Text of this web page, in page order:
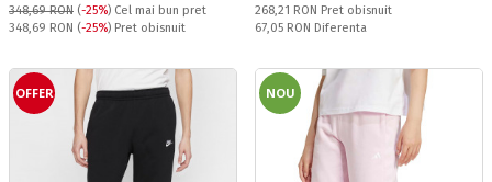
348,69 RON (-25%) Cel mai bun pret
Pret obisnuit:
348,69 RON (-25%) Pret obisnuit
Pret obisnuit:
268,21 RON Pret obisnuit
Спестявате:
67,05 RON Diferenta
OFFER NOU